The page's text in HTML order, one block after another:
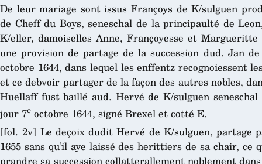
De leur mariage sont issus Françoys de K/sulguen
de Cheff du Boys, seneschal de la principaulté de
K/eller, damoiselles Anne, Françoyesse et
une provision de partage de la succession dud. Jan
octobre 1644, dans lequel les enffentz recognoiessent
et ce debvoir partager de la façon des autres nobles,
Huellaff fust baillé aud. Hervé de K/sulguen
jour 7e octobre 1644, signé Brexel et cotté E.
[fol. 2v] Le deçoix dudit Hervé de K/sulguen, partage
1655 sans qu’il aye laissé des herittiers de sa chair,
prandre sa succession collatterallement noblement